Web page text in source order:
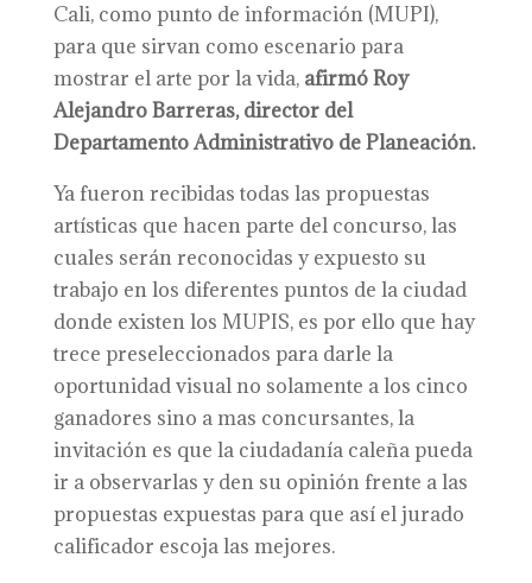
Cali, como punto de información (MUPI),
para que sirvan como escenario para
mostrar el arte por la vida,afirmó Roy
Alejandro Barreras, director del
Departamento Administrativo de Planeación.
Ya fueron recibidas todas las propuestas
artísticas que hacen parte del concurso, las
cuales serán reconocidas y expuesto su
trabajo en los diferentes puntos de la ciudad
donde existen los MUPIS, es por ello que hay
trece preseleccionados para darle la
oportunidad visual no solamente a los cinco
ganadores sino a mas concursantes, la
invitación es que la ciudadanía caleña pueda
ir a observarlas y den su opinión frente a las
propuestas expuestas para que así el jurado
calificador escoja las mejores.